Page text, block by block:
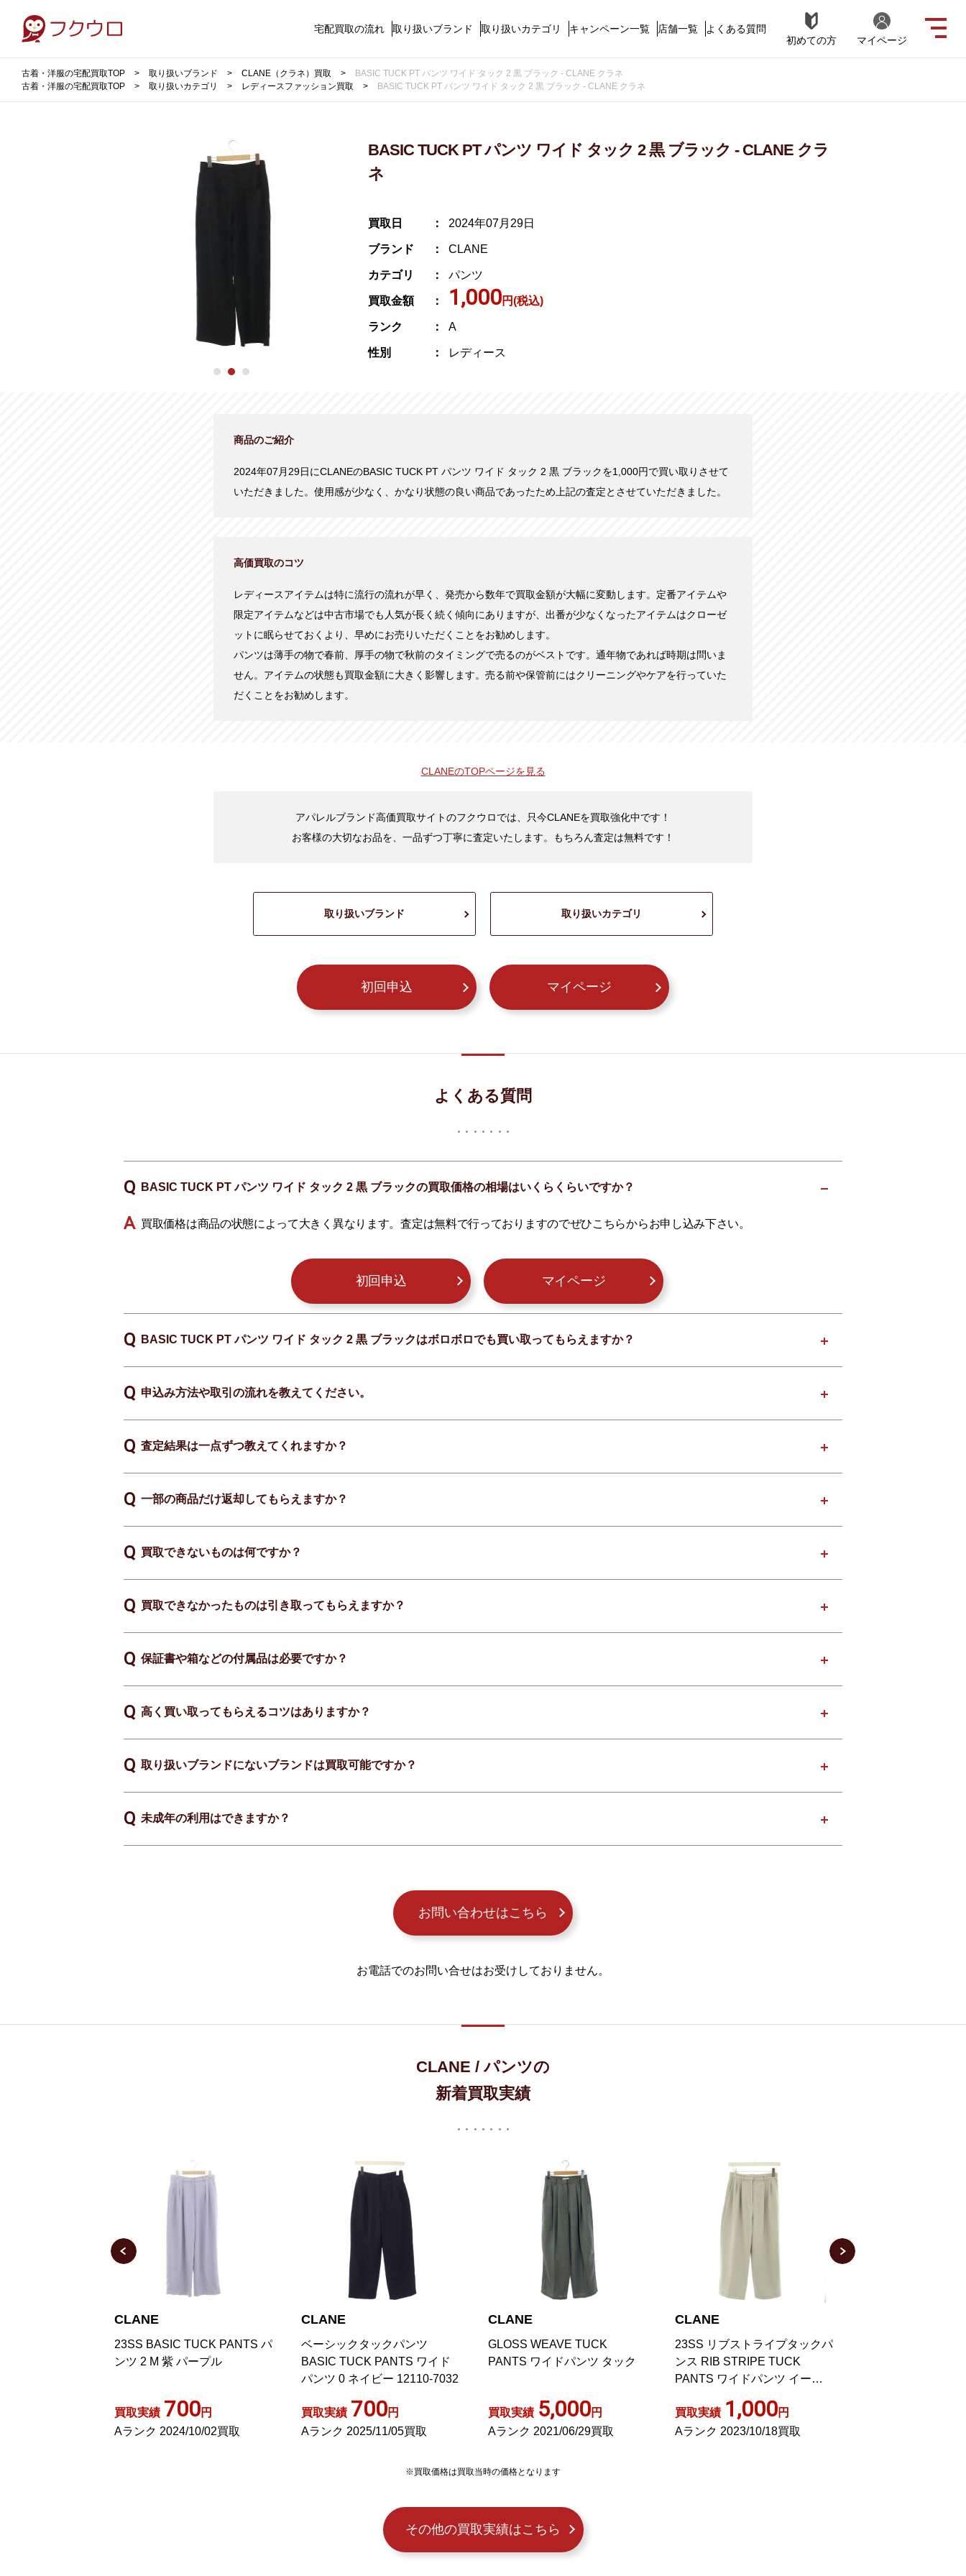
宅配買取の流れ 取り扱いブランド 取り扱いカテゴリ キャンペーン一覧 店舗一覧
よくある質問
初めての方
マイページ
古着・洋服の宅配買取TOP 取り扱いブランド CLANE（クラネ）買取
BASIC TUCK PT パンツ ワイド タック 2 黒 ブラック - CLANE クラネ
古着・洋服の宅配買取TOP
取り扱いカテゴリ レディースファッション買取 BASIC TUCK PT パンツ ワイド タック 2 黒 ブラック - CLANE クラネ
BASIC TUCK PT パンツ ワイド タック 2 黒 ブラック - CLANE クラ
ネ
買取日 2024年07月29日
ブランド CLANE
カテゴリ パンツ
買取金額 1,000円(税込)
ランク A
性別 レディース
商品のご紹介
2024年07月29日にCLANEのBASIC TUCK PT パンツ ワイド タック 2 黒 ブラックを1,000円で買い取りさせて
いただきました。使用感が少なく、かなり状態の良い商品であったため上記の査定とさせていただきました。
高価買取のコツ
レディースアイテムは特に流行の流れが早く、発売から数年で買取金額が大幅に変動します。定番アイテムや
限定アイテムなどは中古市場でも人気が長く続く傾向にありますが、出番が少なくなったアイテムはクローゼ
ットに眠らせておくより、早めにお売りいただくことをお勧めします。
パンツは薄手の物で春前、厚手の物で秋前のタイミングで売るのがベストです。通年物であれば時期は問いま
せん。アイテムの状態も買取金額に大きく影響します。売る前や保管前にはクリーニングやケアを行っていた
だくことをお勧めします。
CLANEのTOPページを見る
アパレルブランド高価買取サイトのフクウロでは、只今CLANEを買取強化中です！
お客様の大切なお品を、一品ずつ丁寧に査定いたします。もちろん査定は無料です！
取り扱いブランド 取り扱いカテゴリ
初回申込 マイページ
よくある質問
BASIC TUCK PT パンツ ワイド タック 2 黒 ブラックの買取価格の相場はいくらくらいですか？
買取価格は商品の状態によって大きく異なります。査定は無料で行っておりますのでぜひこちらからお申し込み下さい。
初回申込 マイページ
BASIC TUCK PT パンツ ワイド タック 2 黒 ブラックはボロボロでも買い取ってもらえますか？
申込み方法や取引の流れを教えてください。
査定結果は一点ずつ教えてくれますか？
一部の商品だけ返却してもらえますか？
買取できないものは何ですか？
買取できなかったものは引き取ってもらえますか？
保証書や箱などの付属品は必要ですか？
高く買い取ってもらえるコツはありますか？
取り扱いブランドにないブランドは買取可能ですか？
未成年の利用はできますか？
お問い合わせはこちら
お電話でのお問い合せはお受けしておりません。
CLANE / パンツの
新着買取実績
CLANE
ベーシックタックパンツ
BASIC TUCK PANTS ワイド
買取実績 700円
Aランク 2025/11/05買取
CLANE
GLOSS WEAVE TUCK
PANTS ワイドパンツ タック
買取実績 5,000
Aランク 2021/06/29買取
CLANE
23SS リブストライプタックパ
ンス RIB STRIPE TUCK
買取実績 1,000円
Aランク 2023/10/18買取
CLANE
21SS レイヤードメッシュスカ
ート LAYERED MESH SKIRT
パンツ ストレート 2 M ベージ
買取実績
700円
Aランク 2023/05/20買取
※買取価格は買取当時の価格となります
その他の買取実績はこちら